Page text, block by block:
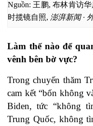
Nguồn: 王鹏, 布林肯访
时揽镜自照, 澎湃新闻 ∙
Làm thế nào để
vênh bên bờ vực?
Trong chuyến thăm
cam kết “bốn không
Biden, tức “không
Trung Quốc, không